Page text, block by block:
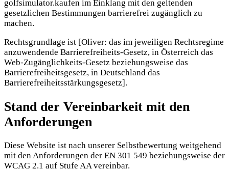
golfsimulator.kaufen im Einklang mit den geltenden
gesetzlichen Bestimmungen barrierefrei zugänglich zu
machen.
Rechtsgrundlage ist [Oliver: das im jeweiligen Rechtsregime
anzuwendende Barrierefreiheits-Gesetz, in Österreich das
Web-Zugänglichkeits-Gesetz beziehungsweise das
Barrierefreiheitsgesetz, in Deutschland das
Barrierefreiheitsstärkungsgesetz].
Stand der Vereinbarkeit mit den
Anforderungen
Diese Website ist nach unserer Selbstbewertung weitgehend
mit den Anforderungen der EN 301 549 beziehungsweise der
WCAG 2.1 auf Stufe AA vereinbar.